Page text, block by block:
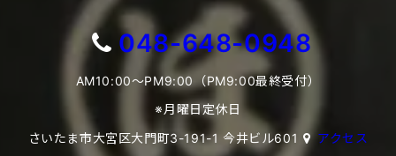
048-648-0948
AM10:00～PM9:00（PM9:00最終受付）
※月曜日定休日
さいたま市大宮区大門町3-191-1 今井ビル601
アクセス